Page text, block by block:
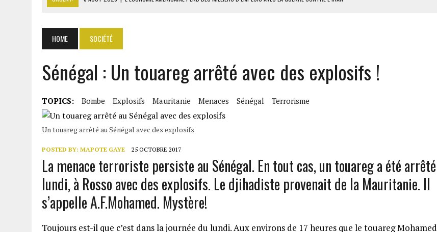
TALLA SYLLA APPELLE DIOMAYE FAYE À DISSOUDRE L’ASSEMBLÉE EN 2026
8 AOÛT 2026 | LIBAN-SUD : LE CHANTIER DE RECONSTRUCTION DES VILLAGES S’OUVRE TIMIDEMENT
8 AOÛT 2026
LE SÉNAT AMÉRICAIN ADOPTE UN PROJET DE SANCTIONS CONTRE LA RUSSIE
HOME SOCIÉTÉ
Sénégal : Un touareg arrêté avec des explosifs !
TOPICS: Bombe Explosifs Mauritanie Menaces Sénégal Terrorisme
Un touareg arrêté au Sénégal avec des explosifs
POSTED BY: MAPOTE GAYE 25 OCTOBRE 2017
La menace terroriste persiste au Sénégal. En tout cas, un touareg a été arrêté
lundi, à Rosso avec des explosifs. Le djihadiste provenait de la Mauritanie. Il
s’appelle A.F.Mohamed. Mystère!
Toujours est-il que c’est dans la journée du lundi. Aux environs de 17 heures que le touareg Mohamed